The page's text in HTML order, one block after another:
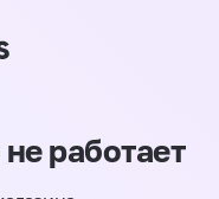
работает